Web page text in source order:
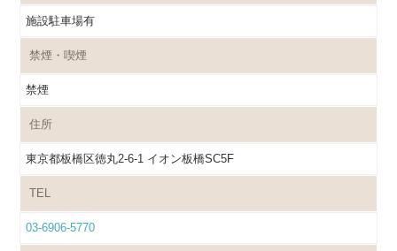
施設駐車場有
禁煙・喫煙
禁煙
住所
東京都板橋区徳丸2-6-1 イオン板橋SC5F
TEL
03-6906-5770